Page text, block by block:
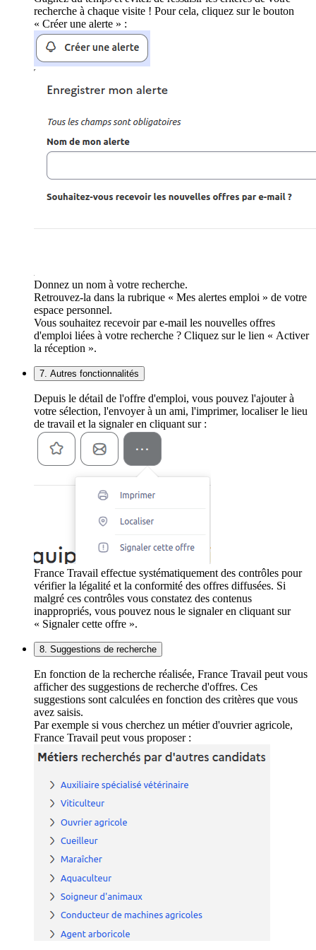
recherche à chaque visite ! Pour cela, cliquez sur le bouton
« Créer une alerte » :
Donnez un nom à votre recherche.
Retrouvez-la dans la rubrique « Mes alertes emploi » de votre
espace personnel.
Vous souhaitez recevoir par e-mail les nouvelles offres
d'emploi liées à votre recherche ? Cliquez sur le lien « Activer
la réception ».
7. Autres fonctionnalités
Depuis le détail de l'offre d'emploi, vous pouvez l'ajouter à
votre sélection, l'envoyer à un ami, l'imprimer, localiser le lieu
de travail et la signaler en cliquant sur :
France Travail effectue systématiquement des contrôles pour
vérifier la légalité et la conformité des offres diffusées. Si
malgré ces contrôles vous constatez des contenus
inappropriés, vous pouvez nous le signaler en cliquant sur
« Signaler cette offre ».
8. Suggestions de recherche
En fonction de la recherche réalisée, France Travail peut vous
afficher des suggestions de recherche d'offres. Ces
suggestions sont calculées en fonction des critères que vous
avez saisis.
Par exemple si vous cherchez un métier d'ouvrier agricole,
France Travail peut vous proposer :